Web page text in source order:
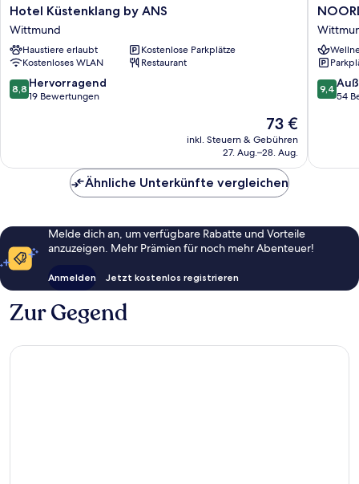
Hotel
Küstenklang
by
ANS
Wittmund
Hotel Küstenklang by ANS
Wittmund
Haustiere erlaubt
Kostenlose Parkplätze
Kostenloses WLAN
Restaurant
8.8
von
8,8 Hervorragend
19 Bewertungen
Der
Preis
beträgt
73 €
inkl. Steuern & Gebühren
27. Aug.–28. Aug.
NOORD
9.4
von
9,4
54
Ähnliche Unterkünfte vergleichen
Melde dich an, um verfügbare Rabatte und Vorteile
anzuzeigen. Mehr Prämien für noch mehr Abenteuer!
Anmelden Jetzt kostenlos registrieren
Zur Gegend